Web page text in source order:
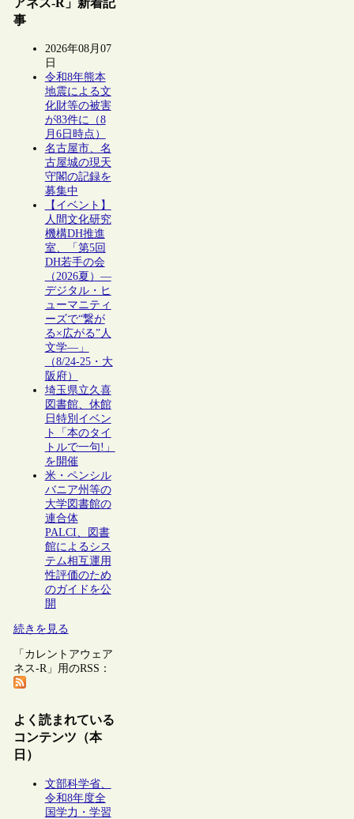
事
2026年08月07
日
令和8年熊本
地震による文
化財等の被害
が83件に（8
月6日時点）
名古屋市、名
古屋城の現天
守閣の記録を
募集中
【イベント】
人間文化研究
機構DH推進
室、「第5回
DH若手の会
（2026夏）―
デジタル・ヒ
ューマニティ
ーズで“繋が
る×広がる”人
文学―」
（8/24-25・大
阪府）
埼玉県立久喜
図書館、休館
日特別イベン
ト「本のタイ
トルで一句!」
を開催
米・ペンシル
バニア州等の
大学図書館の
連合体
PALCI、図書
館によるシス
テム相互運用
性評価のため
のガイドを公
開
続きを見る
「カレントアウェア
ネス-R」用のRSS：
よく読まれている
コンテンツ（本
日）
文部科学省、
令和8年度全
国学力・学習